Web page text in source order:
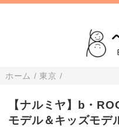
ホーム /東京 /
【ナルミヤ】b・
モデル＆キッズモデ